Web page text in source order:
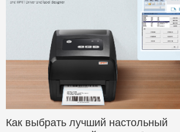
Как выбрать лучший настольный